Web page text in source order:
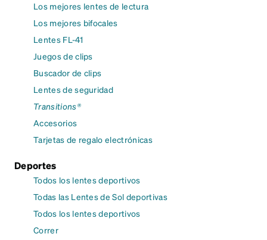
Los mejores lentes de lectura
Los mejores bifocales
Lentes FL-41
Juegos de clips
Buscador de clips
Lentes de seguridad
Transitions®
Accesorios
Tarjetas de regalo electrónicas
Deportes
Todos los lentes deportivos
Todas las Lentes de Sol deportivas
Todos los lentes deportivos
Correr